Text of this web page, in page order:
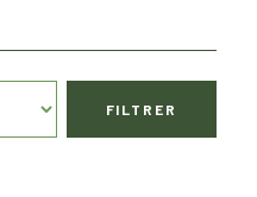
FILTRER